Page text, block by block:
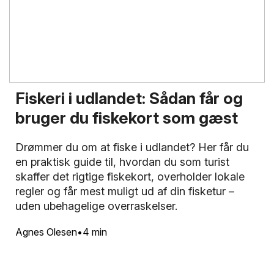
Fiskeri i udlandet: Sådan får og
bruger du fiskekort som gæst
4 min
Drømmer du om at fiske i udlandet? Her får du
en praktisk guide til, hvordan du som turist
skaffer det rigtige fiskekort, overholder lokale
regler og får mest muligt ud af din fisketur –
uden ubehagelige overraskelser.
Agnes Olesen